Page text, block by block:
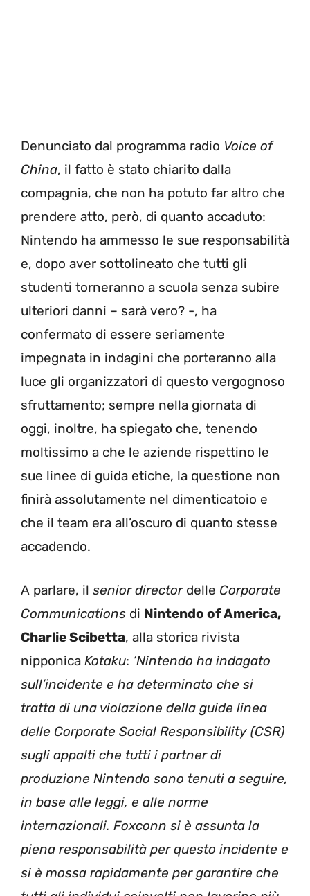
Denunciato dal programma radio Voice of
China, il fatto è stato chiarito dalla
compagnia, che non ha potuto far altro che
prendere atto, però, di quanto accaduto:
Nintendo ha ammesso le sue responsabilità
e, dopo aver sottolineato che tutti gli
studenti torneranno a scuola senza subire
ulteriori danni – sarà vero? -, ha
confermato di essere seriamente
impegnata in indagini che porteranno alla
luce gli organizzatori di questo vergognoso
sfruttamento; sempre nella giornata di
oggi, inoltre, ha spiegato che, tenendo
moltissimo a che le aziende rispettino le
sue linee di guida etiche, la questione non
finirà assolutamente nel dimenticatoio e
che il team era all’oscuro di quanto stesse
accadendo.
A parlare, il senior directordelle Corporate
Communications di Nintendo of America,
Charlie Scibetta, alla storica rivista
nipponica Kotaku: ‘Nintendo ha indagato
sull’incidente e ha determinato che si
tratta di una violazione della guide linea
delle Corporate Social Responsibility (CSR)
sugli appalti che tutti i partner di
produzione Nintendo sono tenuti a seguire,
in base alle leggi, e alle norme
internazionali. Foxconn si è assunta la
piena responsabilità per questo incidente e
si è mossa rapidamente per garantire che